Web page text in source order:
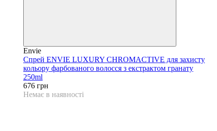
Envie
Спрей ENVIE LUXURY CHROMACTIVE для захисту
кольору фарбованого волосся з екстрактом гранату
250ml
676 грн
Немає в наявності